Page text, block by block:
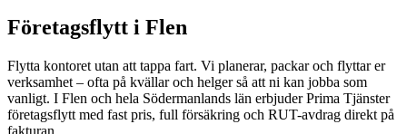
Företagsflytt i Flen
Flytta kontoret utan att tappa fart. Vi planerar, packar och flyttar er
verksamhet – ofta på kvällar och helger så att ni kan jobba som
vanligt. I Flen och hela Södermanlands län erbjuder Prima Tjänster
företagsflytt med fast pris, full försäkring och RUT-avdrag direkt på
fakturan.